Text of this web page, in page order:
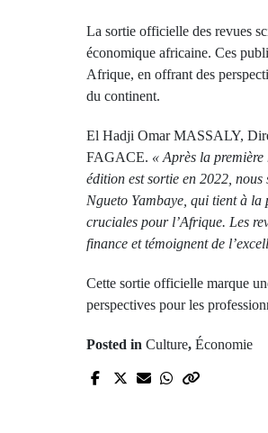
La sortie officielle des revues
économique africaine. Ces
Afrique, en offrant des
du continent.
El Hadji Omar MASSALY,
FAGACE. « Après la
édition est sortie en 2022,
Ngueto Yambaye, qui tient à
cruciales pour l’Afrique. Les
finance et témoignent de
Cette sortie officielle marque
perspectives pour les
Posted in Culture, Économie